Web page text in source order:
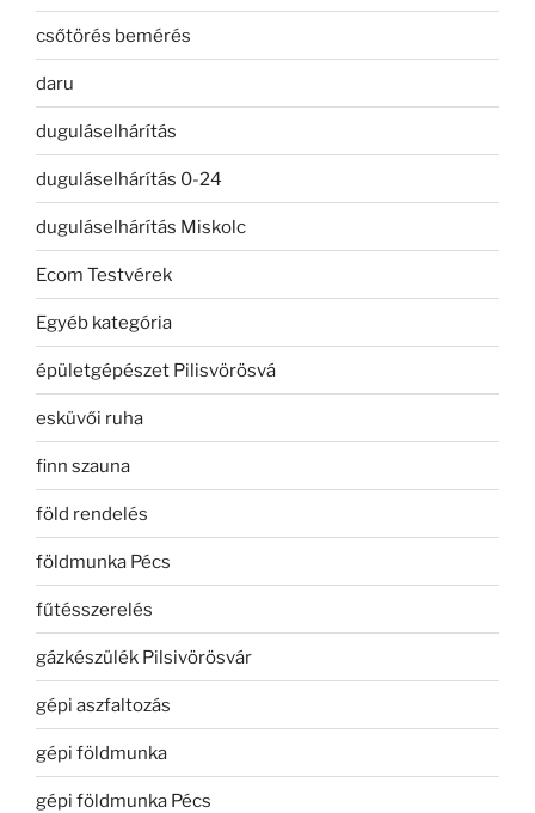
csőtörés bemérés
daru
duguláselhárítás
duguláselhárítás 0-24
duguláselhárítás Miskolc
Ecom Testvérek
Egyéb kategória
épületgépészet Pilisvörösvá
esküvői ruha
finn szauna
föld rendelés
földmunka Pécs
fűtésszerelés
gázkészülék Pilsivörösvár
gépi aszfaltozás
gépi földmunka
gépi földmunka Pécs